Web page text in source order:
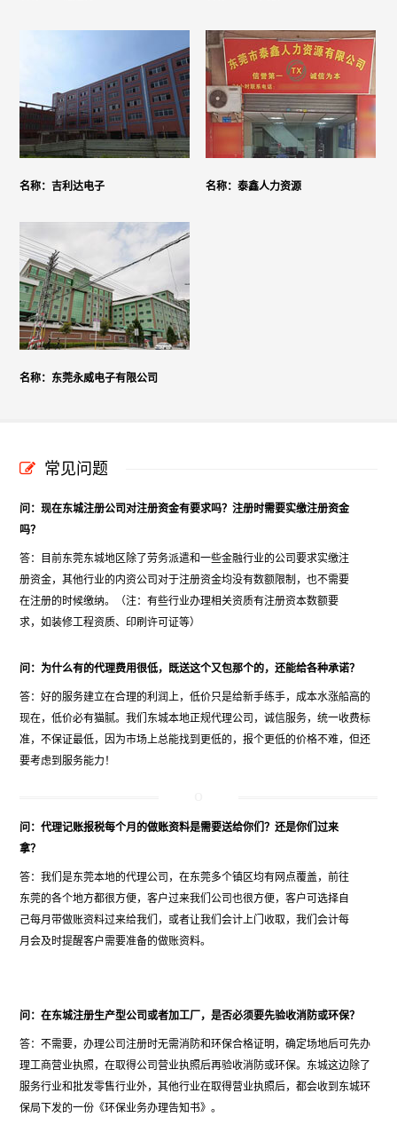
名称：吉利达电子 名称：泰鑫人力资源
名称：东莞永威电子有限公司
常见问题
问：现在东城注册公司对注册资金有要求吗？注册时需要实缴注册资金
吗？
答：目前东莞东城地区除了劳务派遣和一些金融行业的公司要求实缴注
册资金，其他行业的内资公司对于注册资金均没有数额限制，也不需要
在注册的时候缴纳。（注：有些行业办理相关资质有注册资本数额要
求，如装修工程资质、印刷许可证等）
问：为什么有的代理费用很低，既送这个又包那个的，还能给各种承诺？
答：好的服务建立在合理的利润上，低价只是给新手练手，成本水涨船高的
现在，低价必有猫腻。我们东城本地正规代理公司，诚信服务，统一收费标
准，不保证最低，因为市场上总能找到更低的，报个更低的价格不难，但还
要考虑到服务能力！
问：代理记账报税每个月的做账资料是需要送给你们？还是你们过来
拿？
答：我们是东莞本地的代理公司，在东莞多个镇区均有网点覆盖，前往
东莞的各个地方都很方便，客户过来我们公司也很方便，客户可选择自
己每月带做账资料过来给我们，或者让我们会计上门收取，我们会计每
月会及时提醒客户需要准备的做账资料。
问：在东城注册生产型公司或者加工厂，是否必须要先验收消防或环保？
答：不需要，办理公司注册时无需消防和环保合格证明，确定场地后可先办
理工商营业执照，在取得公司营业执照后再验收消防或环保。东城这边除了
服务行业和批发零售行业外，其他行业在取得营业执照后，都会收到东城环
保局下发的一份《环保业务办理告知书》。